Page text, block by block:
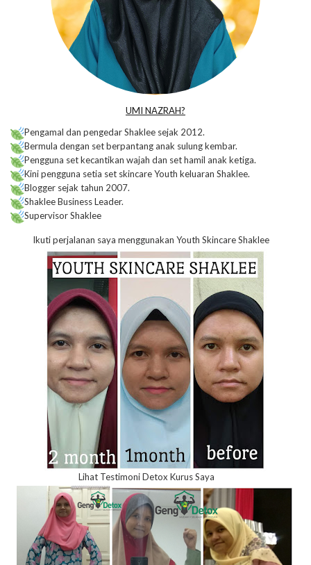
UMI NAZRAH?
Pengamal dan pengedar Shaklee sejak 2012.
Bermula dengan set berpantang anak sulung kembar.
Pengguna set kecantikan wajah dan set hamil anak ketiga.
Kini pengguna setia set skincare Youth keluaran Shaklee.
Blogger sejak tahun 2007.
Shaklee Business Leader.
Supervisor Shaklee
Ikuti perjalanan saya menggunakan Youth Skincare Shaklee
Lihat Testimoni Detox Kurus Saya